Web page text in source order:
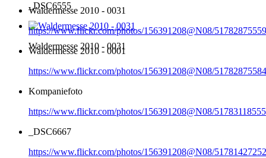
_DSC6555
Waldermesse 2010 - 0031
Waldermesse 2010 - 0031
https://www.flickr.com/photos/156391208@N08/
Waldermesse 2010 - 0001
https://www.flickr.com/photos/156391208@N08/
Kompaniefoto
https://www.flickr.com/photos/156391208@N08/
_DSC6667
https://www.flickr.com/photos/156391208@N08/